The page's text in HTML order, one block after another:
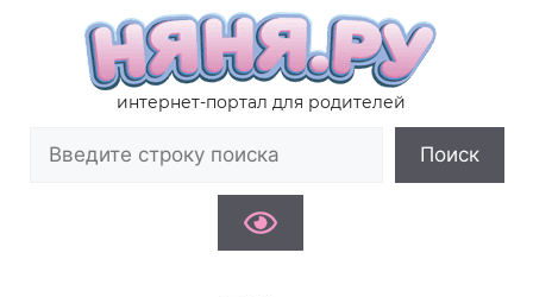
содержимому
интернет-портал для родителей
Поиск